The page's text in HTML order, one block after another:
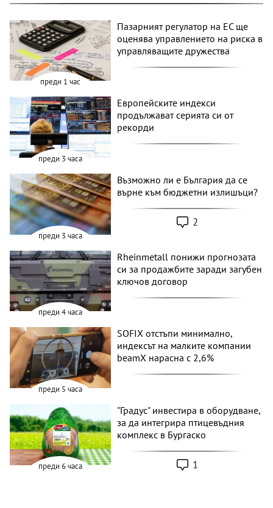
преди 1 час
Пазарният регулатор на ЕС ще
оценява управлението на риска в
управляващите дружества
преди 3 часа
Европейските индекси
продължават серията си от
рекорди
преди 3 часа
Възможно ли е България да се
върне към бюджетни излишъци?
2
преди 4 часа
Rheinmetall понижи прогнозата
си за продажбите заради загубен
ключов договор
преди 5 часа
SOFIX отстъпи минимално,
индексът на малките компании
beamX нарасна с 2,6%
преди 6 часа
"Градус" инвестира в оборудване,
за да интегрира птицевъдния
комплекс в Бургаско
1